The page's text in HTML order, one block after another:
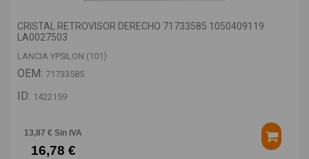
CRISTAL RETROVISOR DERECHO 71733585 1050409119
LA0027503
LANCIA YPSILON (101)
OEM: 71733585
ID: 1422159
13,87 € Sin IVA
16,78 €